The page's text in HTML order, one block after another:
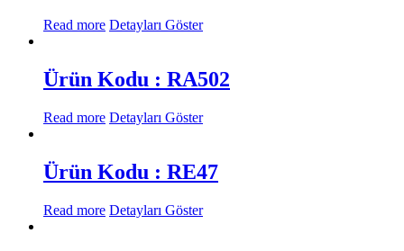
Read more Detayları Göster
Ürün Kodu : RA502
Read more Detayları Göster
Ürün Kodu : RE47
Read more Detayları Göster